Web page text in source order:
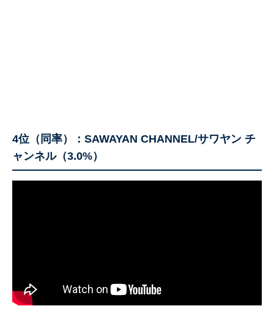
4位（同率）：SAWAYAN CHANNEL/サワヤン チ
ャンネル（3.0%）